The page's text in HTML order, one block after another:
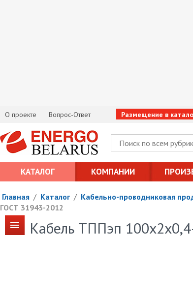
О проекте Вопрос-Ответ Размещение в
КАТАЛОГ КОМПАНИИ
Главная / Каталог / Кабельно-проводниковая
ГОСТ 31943-2012
Кабель ТППэп